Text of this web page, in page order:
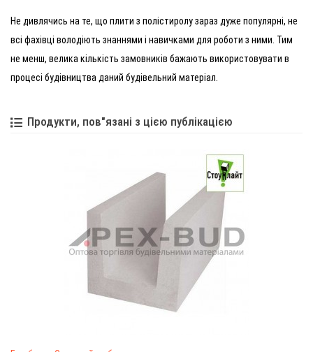
Не дивлячись на те, що плити з полістиролу зараз дуже популярні, не
всі фахівці володіють знаннями і навичками для роботи з ними. Тим
не менш, велика кількість замовників бажають використовувати в
процесі будівництва даний будівельний матеріал.
Продукти, пов"язані з цією публікацією